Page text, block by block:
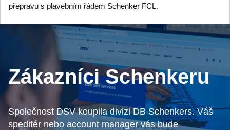
přepravu s plavebním řádem Schenker FCL.
Zákazníci Schenkeru
Společnost DSV koupila divizi DB Schenkers. Váš
speditér nebo account manager vás bude